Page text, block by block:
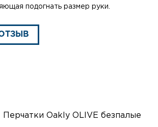
подогнать размер руки.
Перчатки Oakly OLIVE безпалые